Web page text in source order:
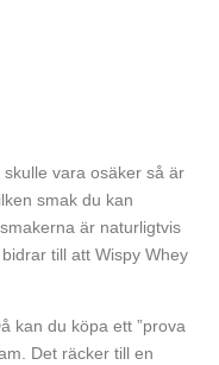
vara osäker så är
smak du kan
är naturligtvis
till att Wispy Whey
kan du köpa ett ”prova
Det räcker till en